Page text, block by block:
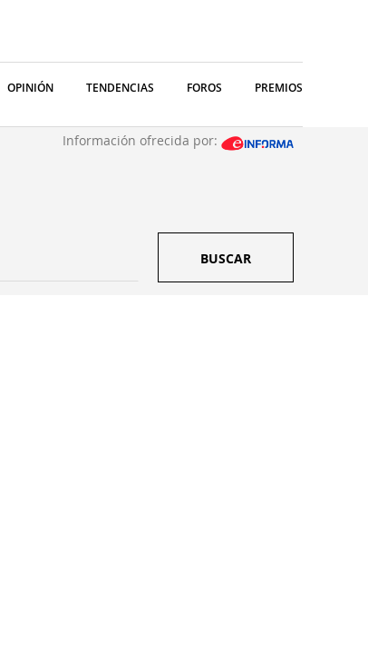
OPINIÓN TENDENCIAS FOROS PREMIOS
Información ofrecida por:
BUSCAR